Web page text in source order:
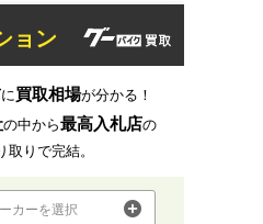
ョン
に買取相場が分かる！
の中から最高入札店の
取りで完結。
カーを選択